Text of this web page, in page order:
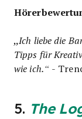
„Ich liebe die
Tipps für
wie ich.“ -
5. The